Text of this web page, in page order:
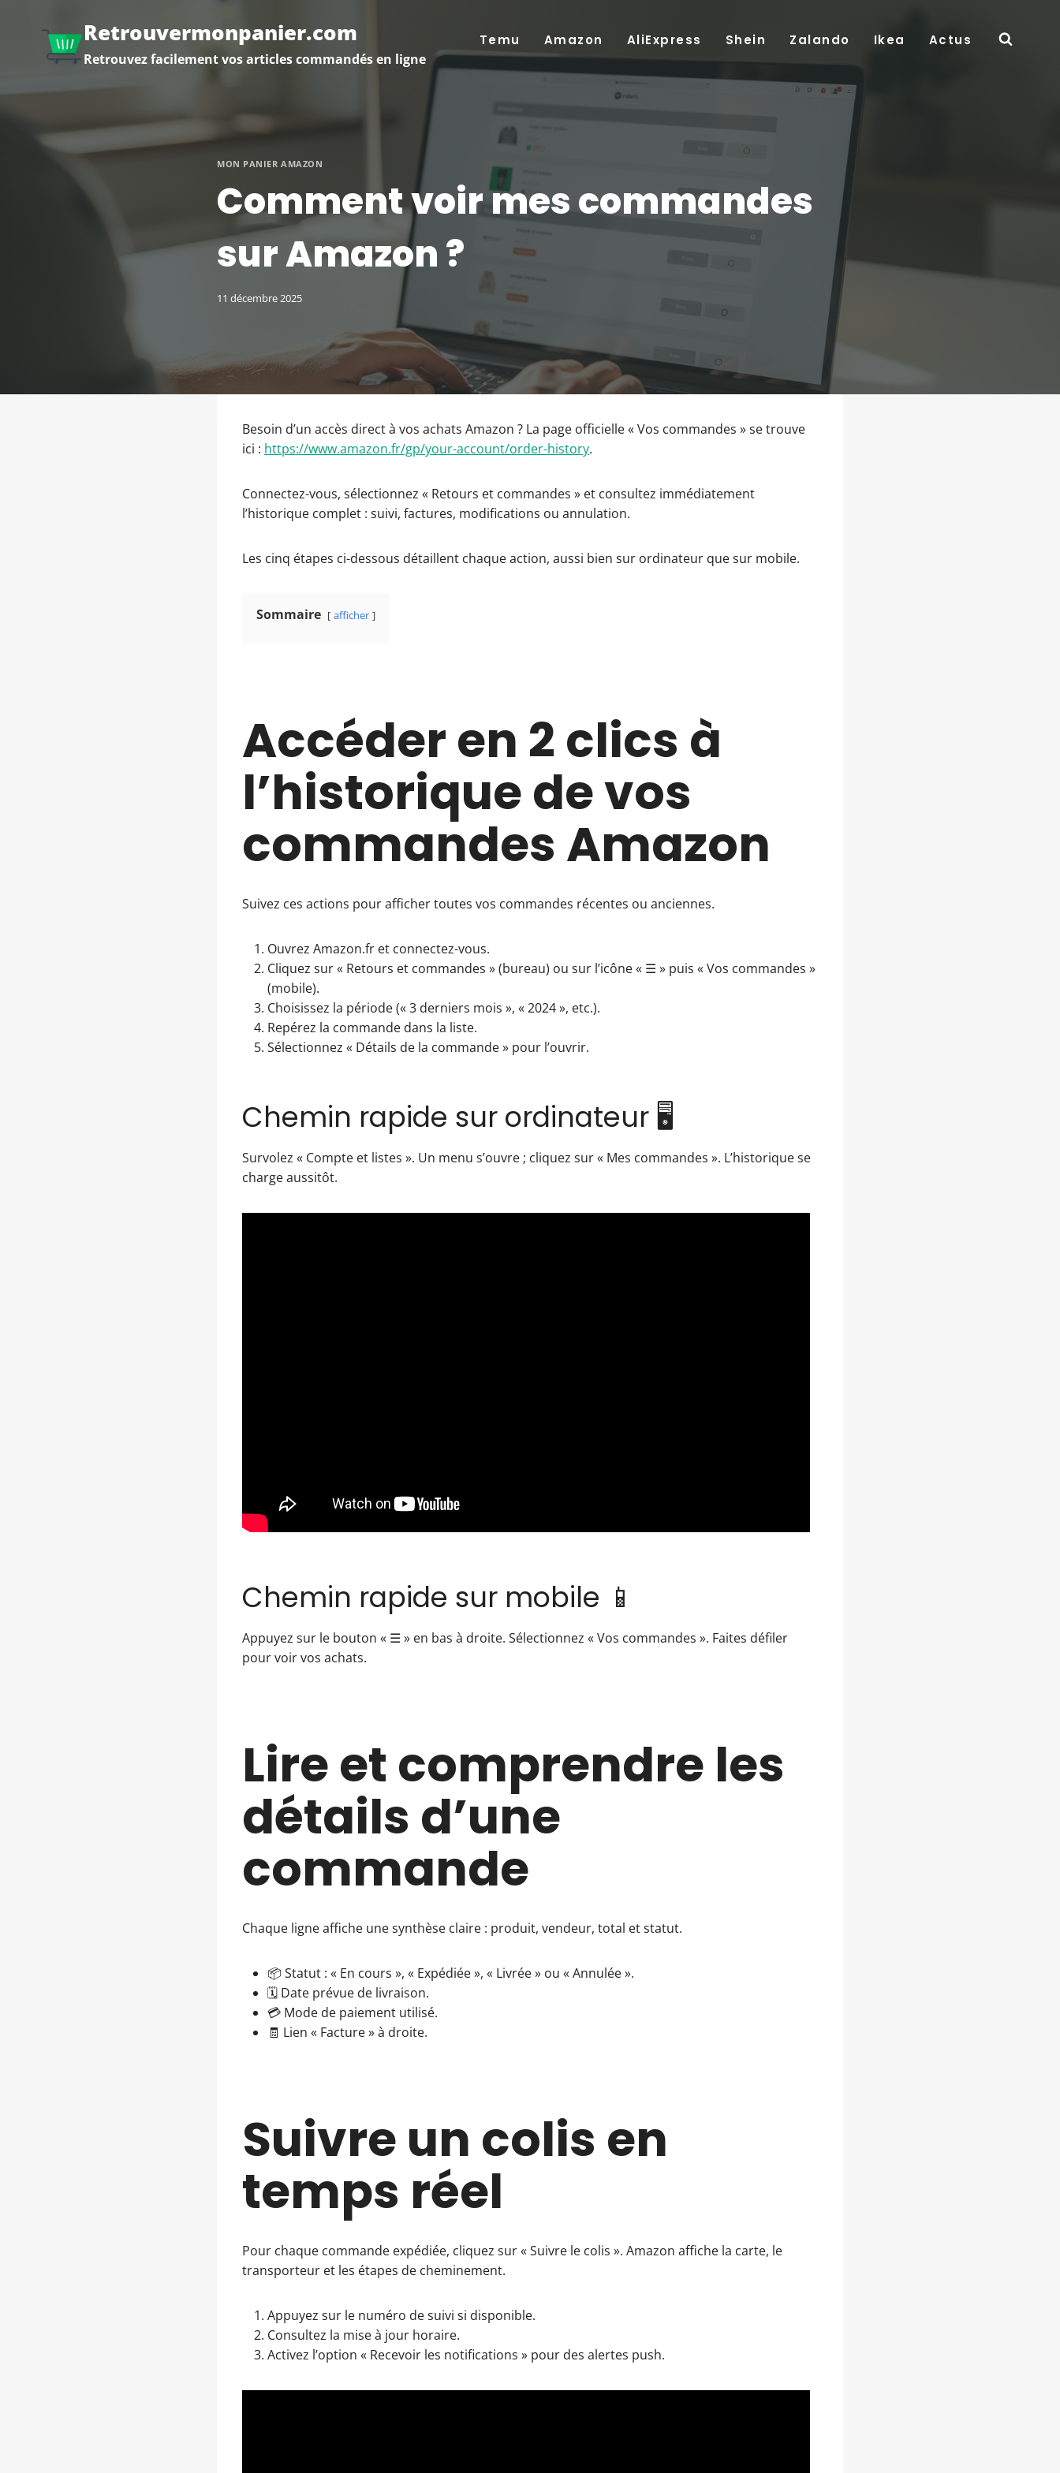
Retrouvermonpanier.com
Retrouvez facilement vos articles commandés en ligne
Temu Amazon AliExpress Shein Zalando Ikea Actus
MON PANIER AMAZON
Comment voir mes commandes
sur Amazon ?
11 décembre 2025
Besoin d’un accès direct à vos achats Amazon ? La page officielle « Vos commandes » se trouve
ici : https://www.amazon.fr/gp/your-account/order-history.
Connectez-vous, sélectionnez « Retours et commandes » et consultez immédiatement
l’historique complet : suivi, factures, modifications ou annulation.
Les cinq étapes ci-dessous détaillent chaque action, aussi bien sur ordinateur que sur mobile.
Sommaire afficher
Accéder en 2 clics à
l’historique de vos
commandes Amazon
Suivez ces actions pour afficher toutes vos commandes récentes ou anciennes.
Ouvrez Amazon.fr et connectez-vous.
Cliquez sur « Retours et commandes » (bureau) ou sur l’icône « ☰ » puis « Vos commandes »
(mobile).
Choisissez la période (« 3 derniers mois », « 2024 », etc.).
Repérez la commande dans la liste.
Sélectionnez « Détails de la commande » pour l’ouvrir.
Chemin rapide sur ordinateur 🖥️
Survolez « Compte et listes ». Un menu s’ouvre ; cliquez sur « Mes commandes ». L’historique se
charge aussitôt.
Chemin rapide sur mobile 📱
Appuyez sur le bouton « ☰ » en bas à droite. Sélectionnez « Vos commandes ». Faites défiler
pour voir vos achats.
Lire et comprendre les
détails d’une
commande
Chaque ligne affiche une synthèse claire : produit, vendeur, total et statut.
📦 Statut : « En cours », « Expédiée », « Livrée » ou « Annulée ».
🗓️ Date prévue de livraison.
💳 Mode de paiement utilisé.
🧾 Lien « Facture » à droite.
Suivre un colis en
temps réel
Pour chaque commande expédiée, cliquez sur « Suivre le colis ». Amazon affiche la carte, le
transporteur et les étapes de cheminement.
Appuyez sur le numéro de suivi si disponible.
Consultez la mise à jour horaire.
Activez l’option « Recevoir les notifications » pour des alertes push.